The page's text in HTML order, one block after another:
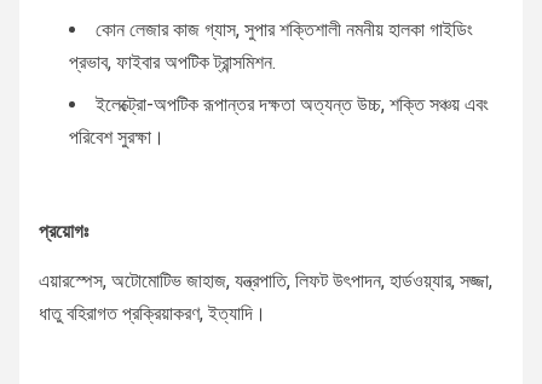
কোন লেজার কাজ গ্যাস, সুপার শক্তিশালী নমনীয় হালকা গাইডিং
প্রভাব, ফাইবার অপটিক ট্রান্সমিশন.
ইলেক্ট্রো-অপটিক রূপান্তর দক্ষতা অত্যন্ত উচ্চ, শক্তি সঞ্চয় এবং
পরিবেশ সুরক্ষা।
প্রয়োগঃ
এয়ারস্পেস, অটোমোটিভ জাহাজ, যন্ত্রপাতি, লিফট উৎপাদন, হার্ডওয়্যার, সজ্জা,
ধাতু বহিরাগত প্রক্রিয়াকরণ, ইত্যাদি।